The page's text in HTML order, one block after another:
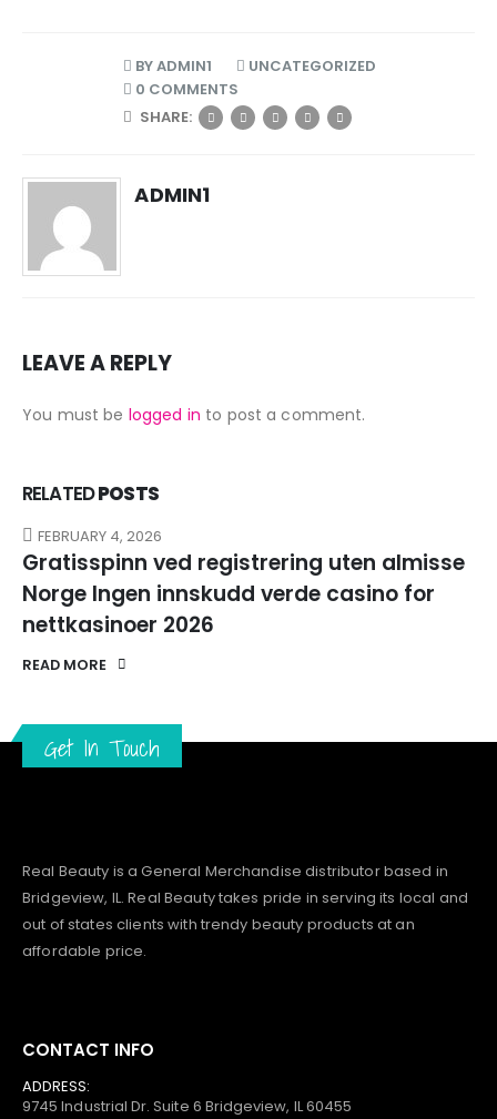
BYADMIN1
UNCATEGORIZED
0 COMMENTS
SHARE:
ADMIN1
LEAVE A REPLY
You must be logged in to post a comment.
RELATEDPOSTS
FEBRUARY 4, 2026
Gratisspinn ved registrering uten almisse
Norge Ingen innskudd verde casino for
nettkasinoer 2026
READ MORE
Get In Touch
Real Beauty is a General Merchandise distributor based in
Bridgeview, IL.Real Beautytakes pride in serving its local and
out of states clients with trendy beauty products at an
affordable price.
CONTACT INFO
ADDRESS:
9745 Industrial Dr. Suite 6 Bridgeview, IL 60455